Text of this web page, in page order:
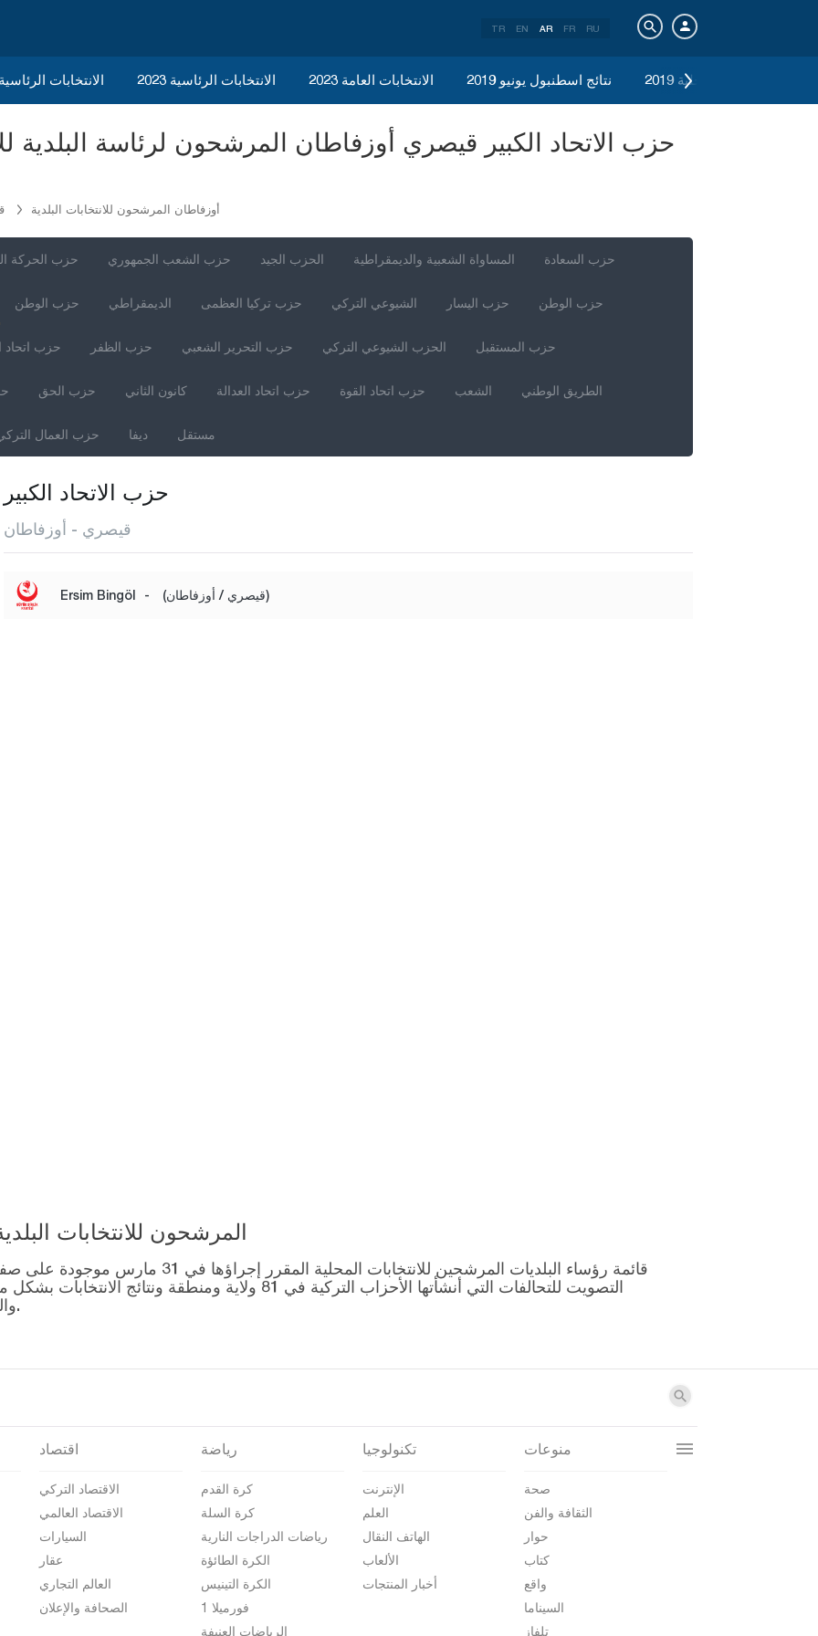
TR EN AR FR RU
2023 الانتخابات الانتخابات الرئاسية 2023 الانتخابات العامة 2023 نتائج اسطنبول يونيو 2019 الانتخابات المحلية 2019
أوزفاطان المرشحون للانتخابات البلدية
حزب الحركة حزب الشعب الجمهوري الحزب الجيد المساواة الشعبية والديمقراطية حزب السعادة
حزب الوطن الديمقراطي حزب تركيا العظمى الشيوعي التركي حزب اليسار حزب الوطن
حزب اتحاد حزب الظفر حزب التحرير الشعبي الحزب الشيوعي التركي حزب المستقبل
حزب الحق كانون الثاني حزب اتحاد العدالة حزب اتحاد القوة الشعب الطريق الوطني
حزب العمال ديفا مستقل
حزب الاتحاد الكبير
قيصري - أوزفاطان
Ersim Bingöl - (قيصري / أوزفاطان)
المرشحون للانتخابات البلدية المحلية –
قائمة رؤساء البلديات المرشحين للانتخابات
التصويت للتحالفات التي أنشأتها الأحزاب التركية في 81
والمرشحين على صفحة نتائج الانتخابات 2024.
اقتصاد
الاقتصاد التركي
الاقتصاد العالمي
السيارات
عقار
العالم التجاري
الصحافة والإعلان
رياضة
كرة القدم
كرة السلة
رياضات الدراجات النارية
الكرة الطائؤة
الكرة التينيس
فورميلا 1
الرياضات العنيفة
تكنولوجيا
الإنترنت
العلم
الهاتف النقال
الألعاب
أخبار المنتجات
منوعات
صحة
الثقافة والفن
حوار
كتاب
واقع
السيناما
تلفاز